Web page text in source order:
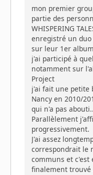
mon premier
partie des
WHISPERING
enregistré un
sur leur 1er
j'ai participé à
notamment sur
Project
j'ai fait une petite
Nancy en 2010/
qui n'a pas
Parallèlement
progressivement.
J'ai assez
correspondrait le
communs et c'est
finalement trouvé